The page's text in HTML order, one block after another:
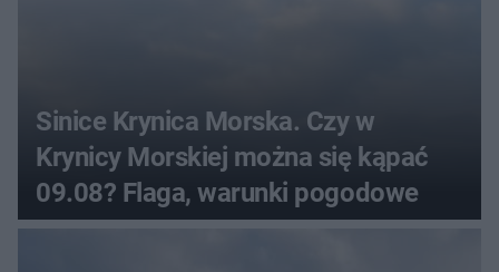
Sinice Krynica Morska. Czy w
Krynicy Morskiej można się kąpać
09.08? Flaga, warunki pogodowe